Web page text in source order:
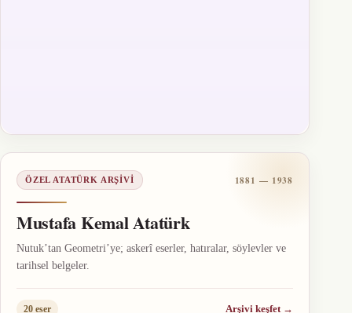
ÖZEL ATATÜRK ARŞIVI 1881 — 1938
Mustafa Kemal Atatürk
Nutuk’tan Geometri’ye; askerî eserler, hatıralar, söylevler ve
tarihsel belgeler.
20 eser Arşivi keşfet →